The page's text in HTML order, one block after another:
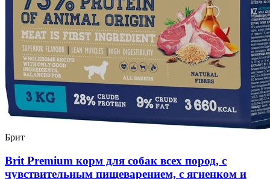
Брит
Brit Premium корм для собак всех пород, с
чувствительным пищеварением, с ягненком и